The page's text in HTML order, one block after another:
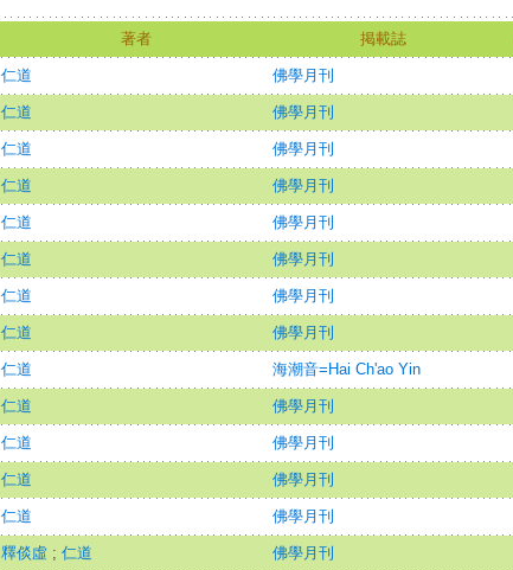
著者 掲載誌
仁道 佛學月刊
仁道 佛學月刊
仁道 佛學月刊
仁道 佛學月刊
仁道 佛學月刊
仁道 佛學月刊
仁道 佛學月刊
仁道 佛學月刊
仁道 海潮音=Hai Ch'ao Yin
仁道 佛學月刊
仁道 佛學月刊
仁道 佛學月刊
仁道 佛學月刊
釋倓虛 ; 仁道 佛學月刊